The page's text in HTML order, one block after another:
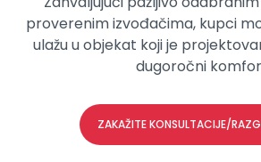
proverenim izvođačima, kupci
ulažu u objekat koji je
dugoročni
ZAKAŽITE KONSULTACIJE/